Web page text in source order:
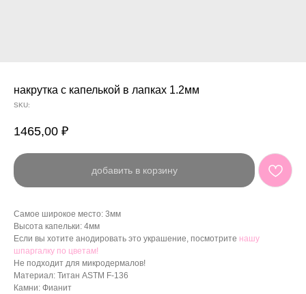
накрутка с капелькой в лапках 1.2мм
SKU:
1465,00 ₽
добавить в корзину
Самое широкое место: 3мм
Высота капельки: 4мм
Если вы хотите анодировать это украшение, посмотрите нашу
шпаргалку по цветам!
Не подходит для микродермалов!
Материал: Титан ASTM F-136
Камни: Фианит